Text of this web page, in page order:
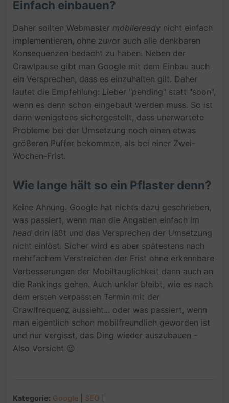
Einfach einbauen?
Daher sollten Webmaster mobileready nicht einfach
implementieren, ohne zuvor auch alle denkbaren
Konsequenzen bedacht zu haben. Neben der
Crawlpause gibt man Google mit dem Einbau auch
ein Versprechen, dass es einzuhalten gilt. Daher
lautet die Empfehlung: Lieber "pending" statt "soon",
wenn es denn schon eingebaut werden muss. So ist
dann wenigstens sichergestellt, dass unerwartete
Probleme bei der Umsetzung noch einen etwas
größeren Puffer bekommen, als bei einer Zwei-
Wochen-Frist.
Wie lange hält so ein Pflaster denn?
Keine Ahnung. Google hat nichts dazu geschrieben,
was passiert, wenn man die Angaben einfach im
head drin läßt und das Versprechen der Umsetzung
nicht einlöst. Sicher wird es aber spätestens nach
mehrfachem Verstreichen der Frist ohne erkennbare
Verbesserungen der Mobiltauglichkeit dann auch an
die Rankings gehen. Auch unklar bleibt, wie es nach
dem ersten verpassten Termin mit der
Crawlfrequenz aussieht... oder was passiert, wenn
man eigentlich schon mobilfreundlich geworden ist
und nur vergisst, das Ding wieder auszubauen -
Also Vorsicht 😉
Kategorie: Google SEO